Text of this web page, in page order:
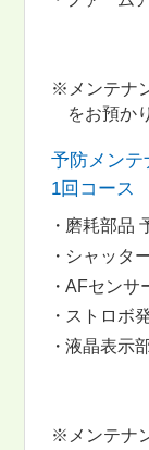
※メンテナ
をお預か
予防メンテ
1回コース
磨耗部品
シャッタ
AFセンサ
ストロボ
液晶表示
※メンテナ